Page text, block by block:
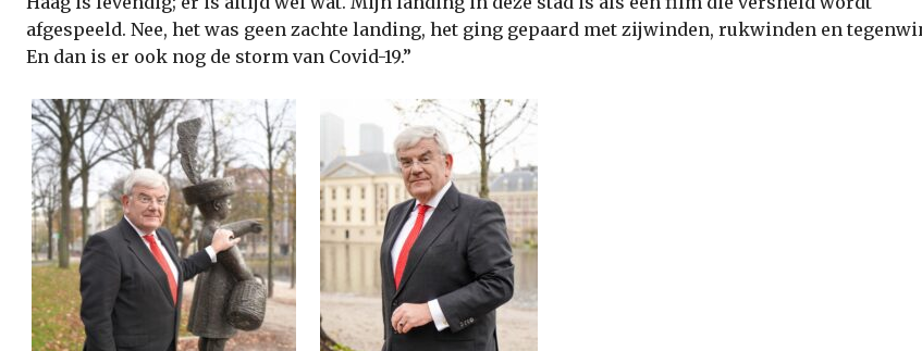
afgespeeld. Nee, het was geen zachte landing, het ging gepaard met zijwinden, rukwinden en
En dan is er ook nog de storm van Covid-19.”